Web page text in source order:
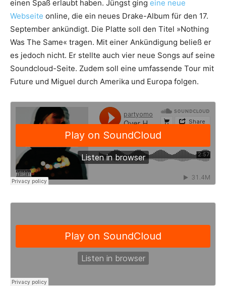
einen Spaß erlaubt haben. Jüngst ging eine neue
Webseite online, die ein neues Drake-Album für den 17.
September ankündigt. Die Platte soll den Titel »Nothing
Was The Same« tragen. Mit einer Ankündigung beließ er
es jedoch nicht. Er stellte auch vier neue Songs auf seine
Soundcloud-Seite. Zudem soll eine umfassende Tour mit
Future und Miguel durch Amerika und Europa folgen.